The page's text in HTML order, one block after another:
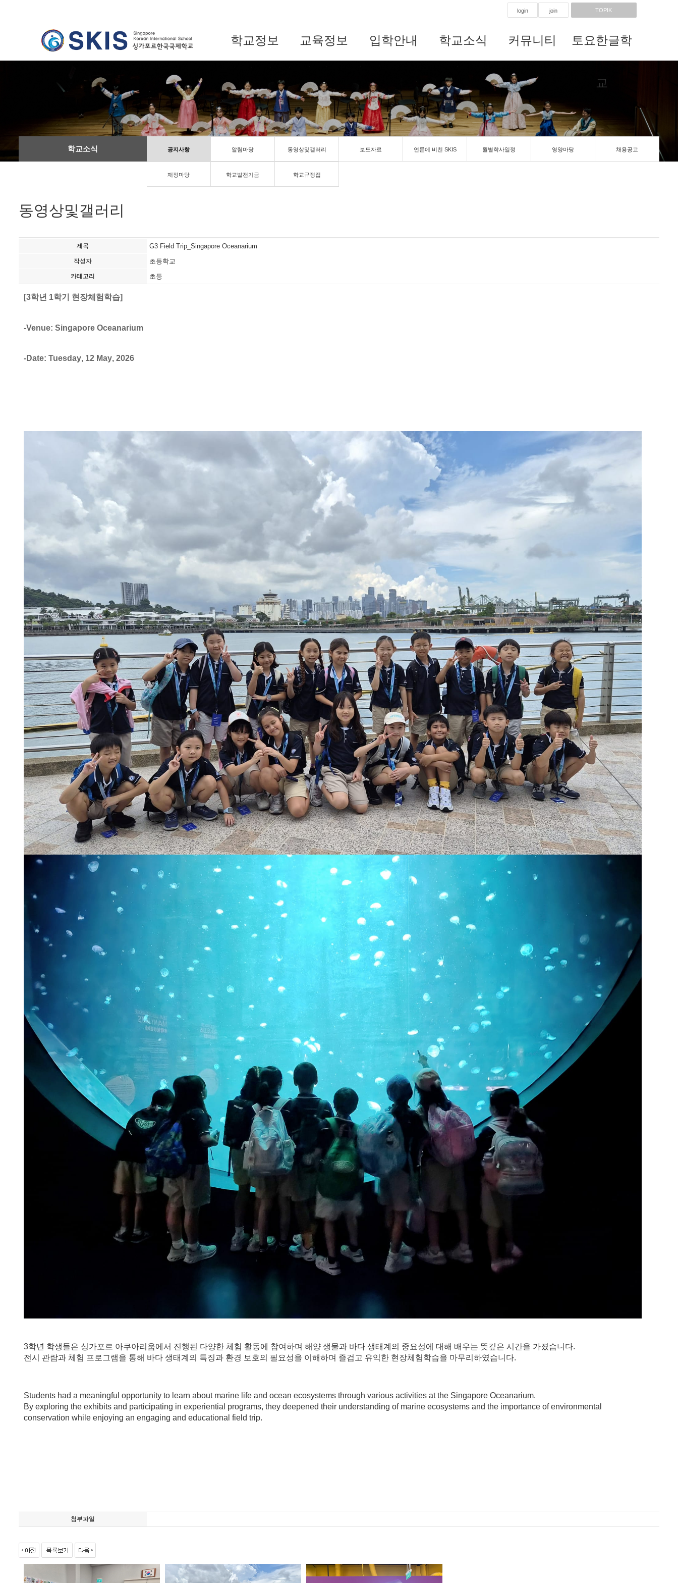
login join TOPIK
학교정보 교육정보 입학안내 학교소식 커뮤니티 토요한글학
교
학교소식 공지사항 알림마당 동영상및갤러리 보도자료 언론에 비친 SKIS 월별학사일정 영양마당 채용공고
재정마당 학교발전기금 학교규정집
동영상및갤러리
제목 G3 Field Trip_Singapore Oceanarium
작성자 초등학교
카테고리 초등
[3학년 1학기 현장체험학습]
-Venue: Singapore Oceanarium
-Date: Tuesday, 12 May, 2026
3학년 학생들은 싱가포르 아쿠아리움에서 진행된 다양한 체험 활동에 참여하며 해양 생물과 바다 생태계의 중요성에 대해 배우는 뜻깊은 시간을 가졌습니다.
전시 관람과 체험 프로그램을 통해 바다 생태계의 특징과 환경 보호의 필요성을 이해하며 즐겁고 유익한 현장체험학습을 마무리하였습니다.
Students had a meaningful opportunity to learn about marine life and ocean ecosystems through various activities at the Singapore Oceanarium.
By exploring the exhibits and participating in experiential programs, they deepened their understanding of marine ecosystems and the importance of environmental
conservation while enjoying an engaging and educational field trip.
첨부파일